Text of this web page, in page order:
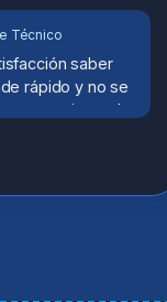
Técnico
saber
rápido y no se
un equipo solo
a sus